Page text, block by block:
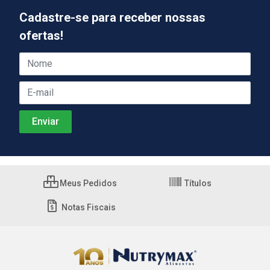
Cadastre-se para receber nossas
ofertas!
Meus Pedidos Títulos
Notas Fiscais